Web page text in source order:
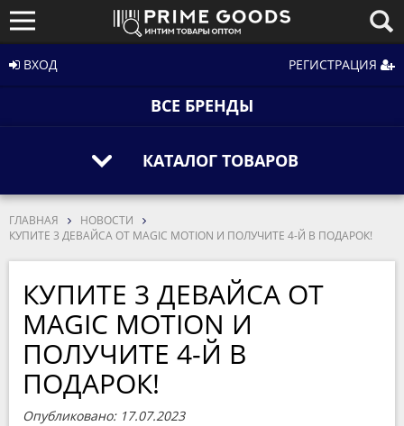
ВХОД РЕГИСТРАЦИЯ
ВСЕ БРЕНДЫ
КАТАЛОГ ТОВАРОВ
ГЛАВНАЯ
НОВОСТИ
КУПИТЕ 3 ДЕВАЙСА ОТ MAGIC MOTION И ПОЛУЧИТЕ 4-Й В ПОДАРОК!
КУПИТЕ 3 ДЕВАЙСА ОТ
MAGIC MOTION И
ПОЛУЧИТЕ 4-Й В
ПОДАРОК!
Опубликовано: 17.07.2023